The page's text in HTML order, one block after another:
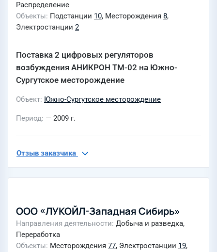
Распределение
Объекты Подстанции 10, Месторождения 8,
Электростанции 2
Поставка 2 цифровых регуляторов
возбуждения АНИКРОН ТМ-02 на Южно-
Сургутское месторождение
Объект Южно-Сургутское месторождение
Период — 2009 г.
Отзыв заказчика
ООО «ЛУКОЙЛ-Западная Сибирь»
Направления деятельности Добыча и разведка,
Переработка
Объекты Месторождения 77, Электростанции 19,